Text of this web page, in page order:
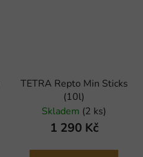
TETRA Repto Min Sticks
(10l)
Skladem (2 ks)
1 290 Kč